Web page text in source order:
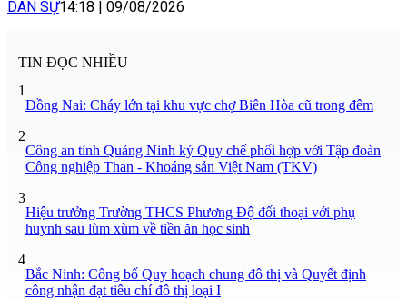
DÂN SỰ14:18 09/08/2026
TIN ĐỌC NHIỀU
1
Đồng Nai: Cháy lớn tại khu vực chợ Biên Hòa cũ trong đêm
2
Công an tỉnh Quảng Ninh ký Quy chế phối hợp với Tập đoàn
Công nghiệp Than - Khoáng sản Việt Nam (TKV)
3
Hiệu trưởng Trường THCS Phương Độ đối thoại với phụ
huynh sau lùm xùm về tiền ăn học sinh
4
Bắc Ninh: Công bố Quy hoạch chung đô thị và Quyết định
công nhận đạt tiêu chí đô thị loại I